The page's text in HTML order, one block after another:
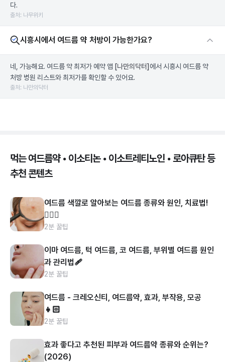
다.
출처: 나무위키
시흥시에서 여드름 약 처방이 가능한가요?
네, 가능해요. 여드름 약 최저가 예약 앱 [나만의닥터] 에서 시흥시 여드름 약
처방 병원 리스트와 최저가를 확인할 수 있어요.
출처: 나만의닥터
먹는 여드름약 • 이소티논 • 이소트레티노인 • 로아큐탄 등
추천 콘텐츠
여드름 색깔로 알아보는 여드름 종류와 원인, 치료법!
👩🏻‍⚕️
2분 꿀팁
이마 여드름, 턱 여드름, 코 여드름, 부위별 여드름 원인
과 관리법🩹
2분 꿀팁
여드름 - 크레오신티, 여드름약, 효과, 부작용, 모공
👧🏻
2분 꿀팁
효과 좋다고 추천된 피부과 여드름약 종류와 순위는?
(2026)